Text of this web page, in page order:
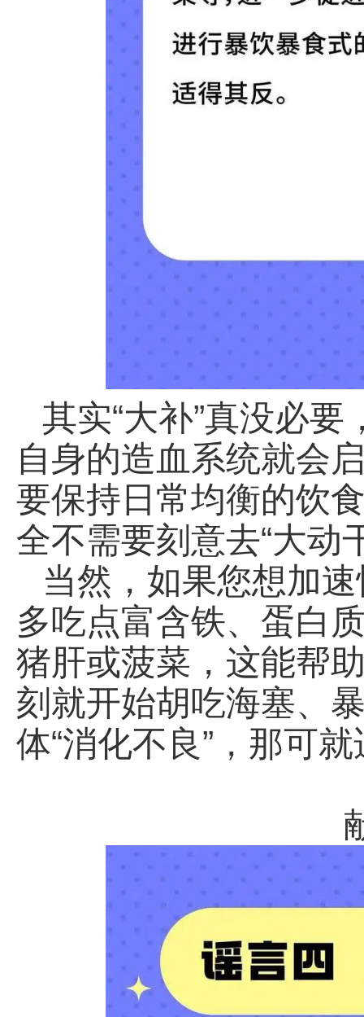
其实“大补”真没必
自身的造血系统就会
要保持日常均衡的饮
全不需要刻意去“大动
当然，如果您想加
多吃点富含铁、蛋白
猪肝或菠菜，这能帮
刻就开始胡吃海塞、
体“消化不良”，那可